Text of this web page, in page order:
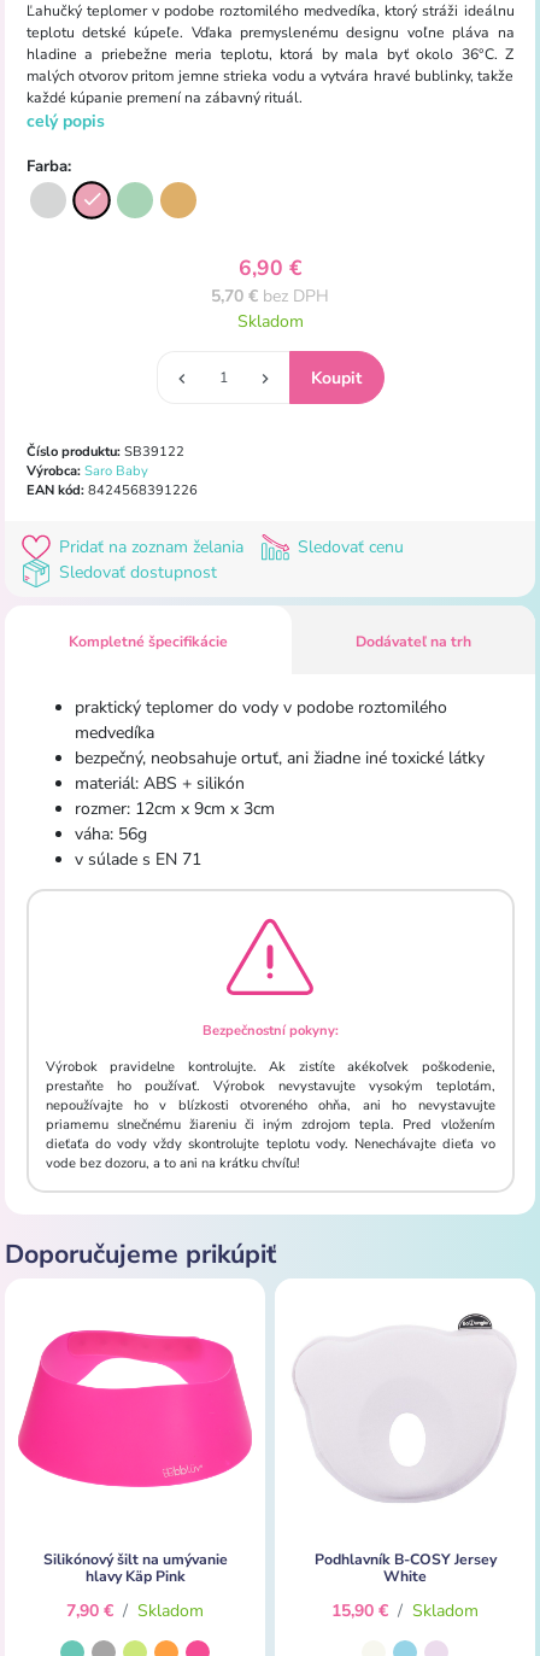
Ľahučký teplomer v podobe roztomilého medvedíka, ktorý stráži ideálnu
teplotu detské kúpeľe. Vďaka premyslenému designu voľne pláva na
hladine a priebežne meria teplotu, ktorá by mala byť okolo 36°C. Z
malých otvorov pritom jemne strieka vodu a vytvára hravé bublinky, takže
každé kúpanie premení na zábavný rituál.
celý popis
Farba:
6,90 €
5,70 € bez DPH
Skladom
Číslo produktu:SB39122
Výrobca: Saro Baby
EAN kód:8424568391226
Pridať na zoznam želania
Sledovať cenu
Sledovať dostupnost
Kompletné špecifikácie Dodávateľ na trh
praktický teplomer do vody v podobe roztomilého
medvedíka
bezpečný, neobsahuje ortuť, ani žiadne iné toxické látky
materiál: ABS + silikón
rozmer: 12cm x 9cm x 3cm
váha: 56g
v súlade s EN 71
Bezpečnostní pokyny:
Výrobok pravidelne kontrolujte. Ak zistíte akékoľvek poškodenie,
prestaňte ho používať. Výrobok nevystavujte vysokým teplotám,
nepoužívajte ho v blízkosti otvoreného ohňa, ani ho nevystavujte
priamemu slnečnému žiareniu či iným zdrojom tepla. Pred vložením
dieťaťa do vody vždy skontrolujte teplotu vody. Nenechávajte dieťa vo
vode bez dozoru, a to ani na krátku chvíľu!
Doporučujeme prikúpiť
Silikónový šilt na umývanie
hlavy Käp Pink
7,90 € / Skladom
Podhlavník B-COSY Jersey
White
15,90 € / Skladom